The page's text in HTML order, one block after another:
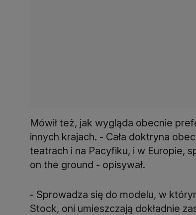
Mówił też, jak wygląda obecnie
innych krajach. - Cała doktryna
teatrach i na Pacyfiku, i w Europie,
on the ground - opisywał.
- Sprowadza się do modelu, w
Stock, oni umieszczają dokładnie